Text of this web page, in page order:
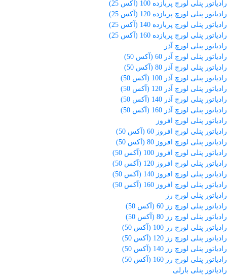
رادیاتور پنلی لورچ پربازده 100 (آکس 25)
رادیاتور پنلی لورچ پربازده 120 (آکس 25)
رادیاتور پنلی لورچ پربازده 140 (آکس 25)
رادیاتور پنلی لورچ پربازده 160 (آکس 25)
رادیاتور پنلی لورچ آذر
رادیاتور پنلی لورچ آذر 60 (آکس 50)
رادیاتور پنلی لورچ آذر 80 (آکس 50)
رادیاتور پنلی لورچ آذر 100 (آکس 50)
رادیاتور پنلی لورچ آذر 120 (آکس 50)
رادیاتور پنلی لورچ آذر 140 (آکس 50)
رادیاتور پنلی لورچ آذر 160 (آکس 50)
رادیاتور پنلی لورچ افروز
رادیاتور پنلی لورچ افروز 60 (آکس 50)
رادیاتور پنلی لورچ افروز 80 (آکس 50)
رادیاتور پنلی لورچ افروز 100 (آکس 50)
رادیاتور پنلی لورچ افروز 120 (آکس 50)
رادیاتور پنلی لورچ افروز 140 (آکس 50)
رادیاتور پنلی لورچ افروز 160 (آکس 50)
رادیاتور پنلی لورچ رز
رادیاتور پنلی لورچ رز 60 (آکس 50)
رادیاتور پنلی لورچ رز 80 (آکس 50)
رادیاتور پنلی لورچ رز 100 (آکس 50)
رادیاتور پنلی لورچ رز 120 (آکس 50)
رادیاتور پنلی لورچ رز 140 (آکس 50)
رادیاتور پنلی لورچ رز 160 (آکس 50)
رادیاتور پنلی بارلی